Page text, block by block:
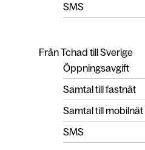
SMS
Från Tchad till Sverige
Öppningsavgift
Samtal till fastnät
Samtal till mobilnät
SMS